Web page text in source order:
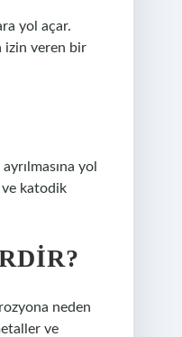
yol açar.
izin veren bir
yol
ve katodik
neden
ve